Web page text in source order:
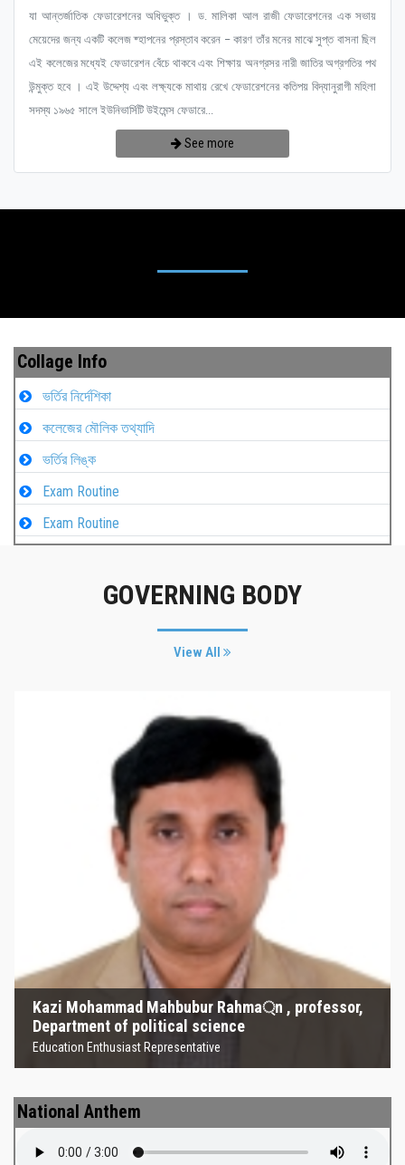
যা আন্তর্জাতিক ফেডারেশনের অধিভুক্ত । ড. মালিকা আল রাজী ফেডারেশনের এক সভায়
মেয়েদের জন্য একটি কলেজ ষ্হাপনের প্রস্তাব করেন – কারণ তাঁর মনের মাঝে সুপ্ত বাসনা ছিল
এই কলেজের মধ্যেই ফেডারেশন বেঁচে থাকবে এবং শিক্ষায় অনগ্রসর নারী জাতির অগ্রগতির পথ
উন্মুক্ত হবে । এই উদ্দেশ্য এবং লক্ষ্যকে মাথায় রেখে ফেডারেশনের কতিপয় বিদ্যানুরাগী মহিলা
সদস্য ১৯৬৫ সালে ইউনিভার্সিটি উইমেন্স ফেডারে...
See more
Collage Info
ভর্তির নির্দেশিকা
কলেজের মৌলিক তথ্যাদি
ভর্তির লিঙ্ক
Exam Routine
Exam Routine
GOVERNING BODY
View All
Kazi Mohammad Mahbubur Rahma্‌n , professor,
Department of political science
Education Enthusiast Representative
Kazi Mohammad Mahbubur
Rahma্‌n , professor, Department
of political science
Education Enthusiast Representative
National Anthem